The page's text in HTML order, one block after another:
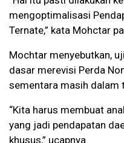
mengoptimalisasi
Ternate,” kata Mohctar
Mochtar menyebutkan,
dasar merevisi Perda
sementara masih dalam
“Kita harus membuat
yang jadi pendapatan
khusus,” ucapnya.